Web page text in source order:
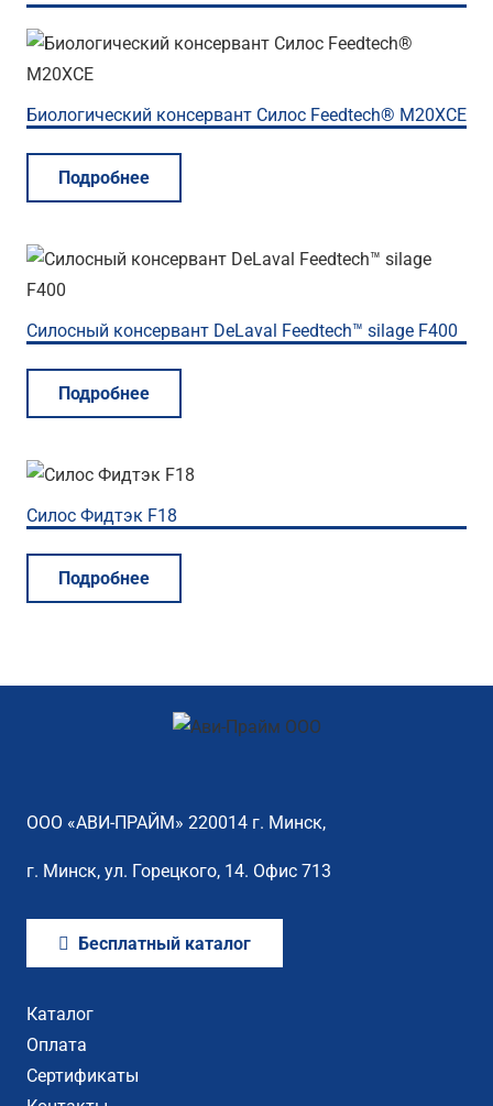
Биологический консервант Силос Feedtech® M20XCE
Подробнее
Силосный консервант DeLaval Feedtech™ silage F400
Подробнее
Силос Фидтэк F18
Подробнее
ООО «АВИ-ПРАЙМ» 220014 г. Минск,
г. Минск, ул. Горецкого, 14. Офис 713
Бесплатный каталог
Каталог
Оплата
Сертификаты